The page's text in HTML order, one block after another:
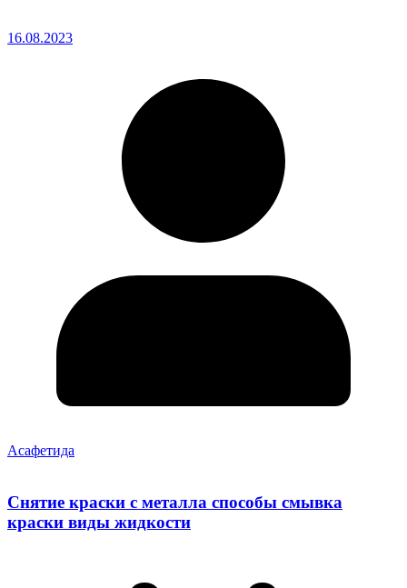
16.08.2023
Асафетида
Снятие краски с металла способы смывка
краски виды жидкости